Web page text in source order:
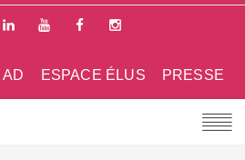
PRESSE
ESPACE ÉLUS
AD